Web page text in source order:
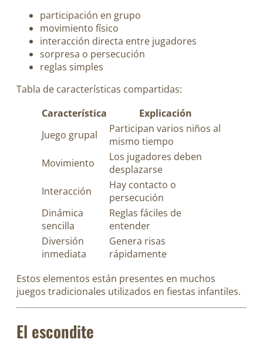
participación en grupo
movimiento físico
interacción directa entre jugadores
sorpresa o persecución
reglas simples
Tabla de características compartidas:
Característica
Explicación
Juego grupal
Participan varios niños al
mismo tiempo
Movimiento
Los jugadores deben
desplazarse
Interacción
Hay contacto o
persecución
Dinámica
sencilla
Reglas fáciles de
entender
Diversión
inmediata
Genera risas
rápidamente
Estos elementos están presentes en muchos
juegos tradicionales utilizados en fiestas infantiles.
El escondite